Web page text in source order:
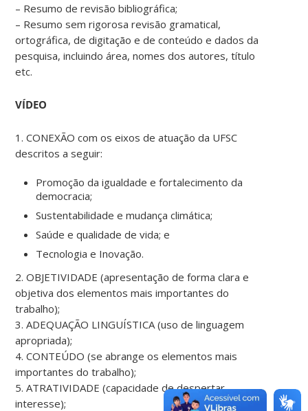
– Resumo de revisão bibliográfica;
– Resumo sem rigorosa revisão gramatical,
ortográfica, de digitação e de conteúdo e dados da
pesquisa, incluindo área, nomes dos autores, título
etc.
VÍDEO
1. CONEXÃO com os eixos de atuação da UFSC
descritos a seguir:
Promoção da igualdade e fortalecimento da
democracia;
Sustentabilidade e mudança climática;
Saúde e qualidade de vida; e
Tecnologia e Inovação.
2. OBJETIVIDADE (apresentação de forma clara e
objetiva dos elementos mais importantes do
trabalho);
3. ADEQUAÇÃO LINGUÍSTICA (uso de linguagem
apropriada);
4. CONTEÚDO (se abrange os elementos mais
importantes do trabalho);
5. ATRATIVIDADE (capacidade de despertar
interesse);